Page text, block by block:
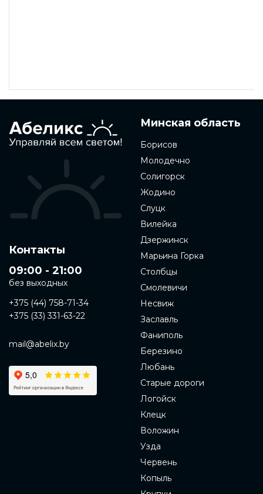
Контакты
09:00 - 21:00
без выходных
+375 (44) 758-71-34
+375 (33) 331-63-22
mail@abelix.by
Минская область
Борисов
Молодечно
Солигорск
Жодино
Слуцк
Вилейка
Дзержинск
Марьина Горка
Столбцы
Смолевичи
Несвиж
Заславль
Фаниполь
Березино
Любань
Старые дороги
Логойск
Клецк
Воложин
Узда
Червень
Копыль